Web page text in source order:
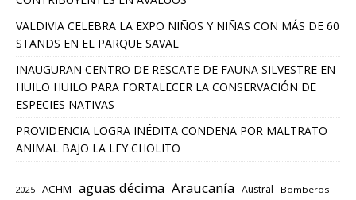
VALDIVIA CELEBRA LA EXPO NIÑOS Y NIÑAS CON MÁS DE 60
STANDS EN EL PARQUE SAVAL
INAUGURAN CENTRO DE RESCATE DE FAUNA SILVESTRE EN
HUILO HUILO PARA FORTALECER LA CONSERVACIÓN DE
ESPECIES NATIVAS
PROVIDENCIA LOGRA INÉDITA CONDENA POR MALTRATO
ANIMAL BAJO LA LEY CHOLITO
2025 ACHM aguas décima Araucanía Austral Bomberos